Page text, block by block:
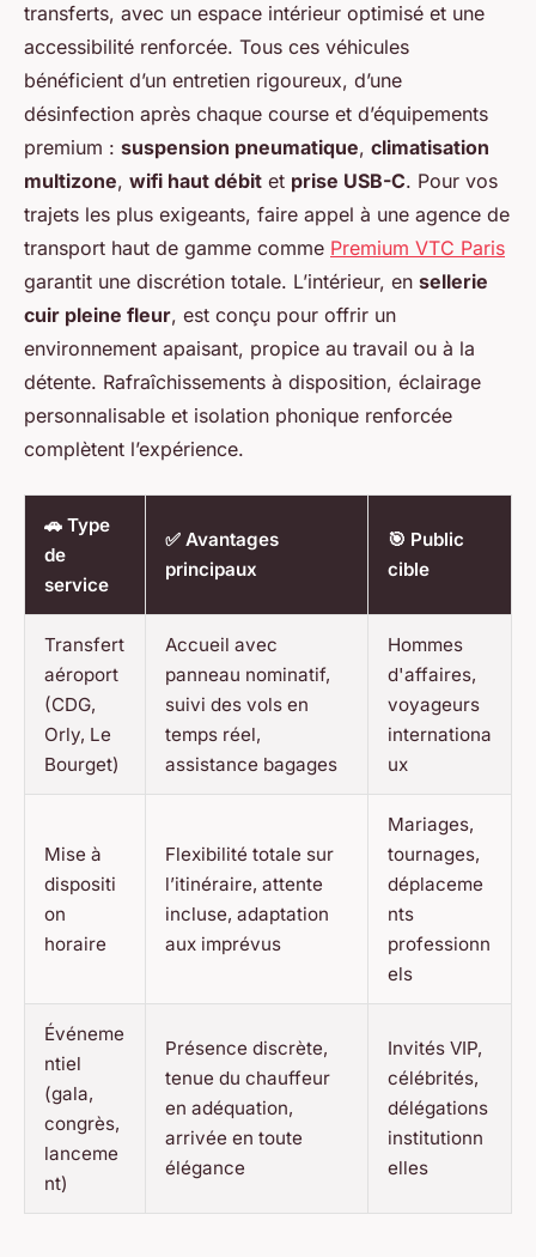
transferts, avec un espace intérieur optimisé et une
accessibilité renforcée. Tous ces véhicules
bénéficient d’un entretien rigoureux, d’une
désinfection après chaque course et d’équipements
premium : suspension pneumatique, climatisation
multizone, wifi haut débit et prise USB-C. Pour vos
trajets les plus exigeants, faire appel à une agence de
transport haut de gamme comme Premium VTC Paris
garantit une discrétion totale. L’intérieur, en sellerie
cuir pleine fleur, est conçu pour offrir un
environnement apaisant, propice au travail ou à la
détente. Rafraîchissements à disposition, éclairage
personnalisable et isolation phonique renforcée
complètent l’expérience.
🚗 Type
de
service
✅ Avantages
principaux
🎯 Public
cible
Transfert
aéroport
(CDG,
Orly, Le
Bourget)
Accueil avec
panneau nominatif,
suivi des vols en
temps réel,
assistance bagages
Hommes
d'affaires,
voyageurs
internationa
ux
Mise à
dispositi
on
horaire
Flexibilité totale sur
l’itinéraire, attente
incluse, adaptation
aux imprévus
Mariages,
tournages,
déplaceme
nts
professionn
els
Événeme
ntiel
(gala,
congrès,
lanceme
nt)
Présence discrète,
tenue du chauffeur
en adéquation,
arrivée en toute
élégance
Invités VIP,
célébrités,
délégations
institutionn
elles